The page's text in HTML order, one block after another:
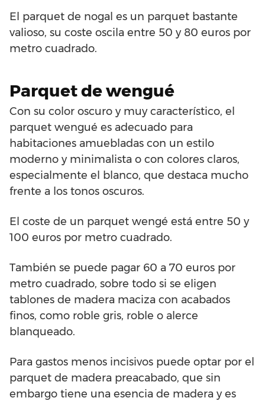
El parquet de nogal es un parquet bastante
valioso, su coste oscila entre 50 y 80 euros por
metro cuadrado.
Parquet de wengué
Con su color oscuro y muy característico, el
parquet wengué es adecuado para
habitaciones amuebladas con un estilo
moderno y minimalista o con colores claros,
especialmente el blanco, que destaca mucho
frente a los tonos oscuros.
El coste de un parquet wengé está entre 50 y
100 euros por metro cuadrado.
También se puede pagar 60 a 70 euros por
metro cuadrado, sobre todo si se eligen
tablones de madera maciza con acabados
finos, como roble gris, roble o alerce
blanqueado.
Para gastos menos incisivos puede optar por el
parquet de madera preacabado, que sin
embargo tiene una esencia de madera y es